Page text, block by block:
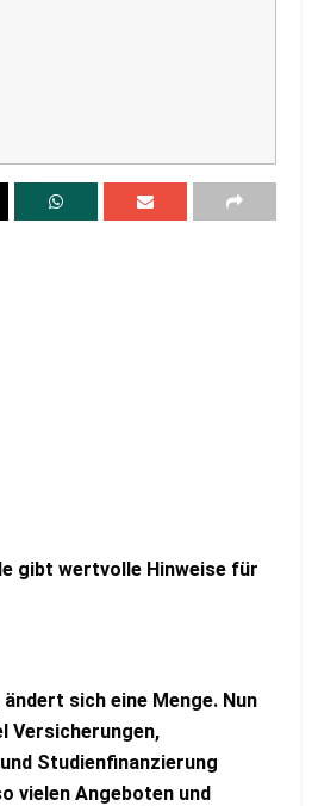
gibt wertvolle Hinweise für
sich eine Menge. Nun
Versicherungen,
Studienfinanzierung
vielen Angeboten und